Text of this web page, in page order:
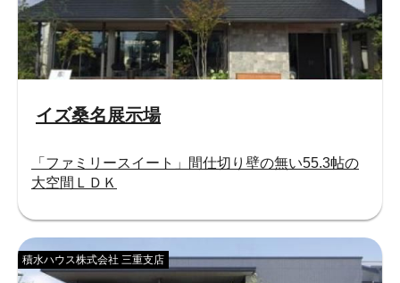
イズ桑名展示場
「ファミリースイート」間仕切り壁の無い55.3帖の
大空間ＬＤＫ
積水ハウス株式会社 三重支店